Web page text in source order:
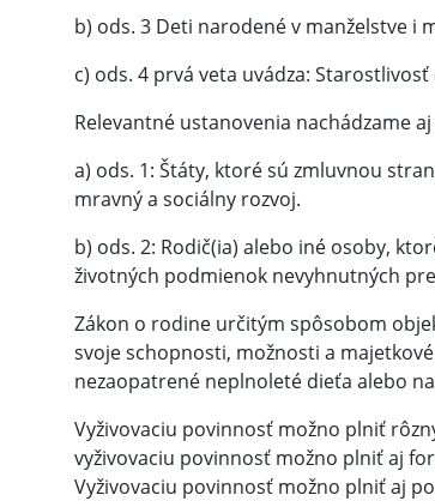
b) ods. 3 Deti narodené v manželstve i
c) ods. 4 prvá veta uvádza:
Relevantné ustanovenia nachádzame
a) ods. 1: Štáty, ktoré sú zmluvnou
mravný a sociálny rozvoj.
b) ods. 2: Rodič(ia) alebo iné osoby,
životných podmienok nevyhnutných
Zákon o rodine určitým spôsobom
svoje schopnosti, možnosti a
nezaopatrené neplnoleté dieťa alebo
Vyživovaciu povinnosť možno plniť
vyživovaciu povinnosť možno plniť aj
Vyživovaciu povinnosť možno plniť aj